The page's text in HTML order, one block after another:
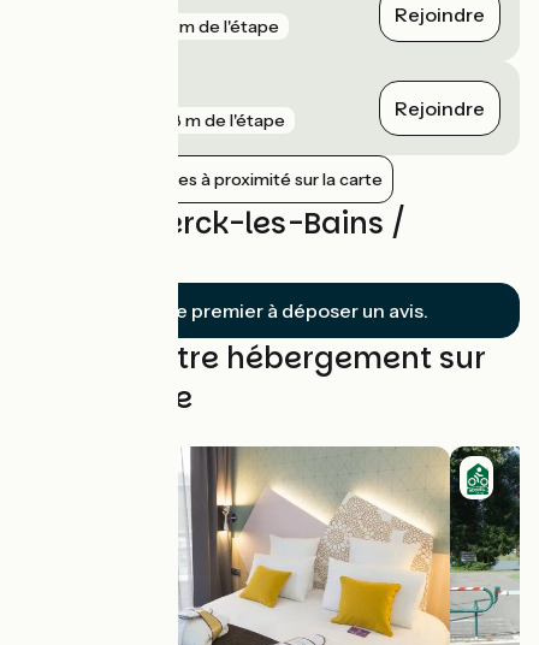
491 m de l'étape Rejoindre
808 m de l'étape Rejoindre
Afficher les gares à proximité sur la carte
Avis sur Sierck-les-Bains /
Soyez le premier à déposer un avis.
Trouvez votre hébergement sur
cette étape